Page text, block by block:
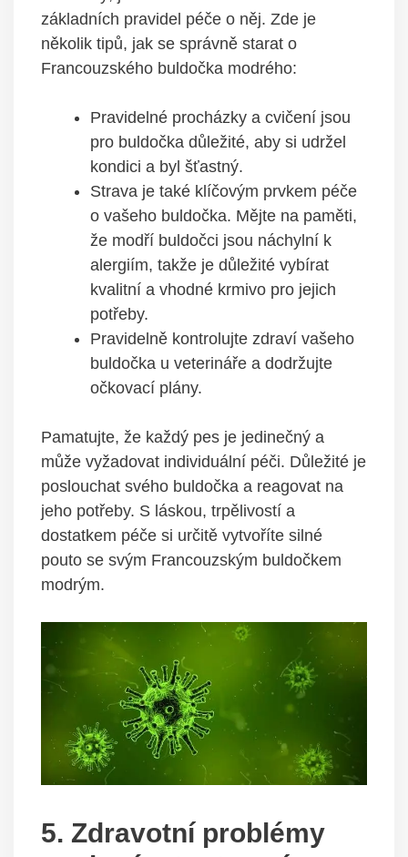
základních pravidel péče o něj. Zde je
několik tipů, jak se správně starat o
Francouzského buldočka modrého:
Pravidelné procházky a cvičení jsou
pro buldočka důležité, aby si udržel
kondici a byl šťastný.
Strava je také klíčovým prvkem péče
o vašeho buldočka. Mějte na paměti,
že modří buldočci jsou náchylní k
alergiím, takže je důležité vybírat
kvalitní a vhodné krmivo pro jejich
potřeby.
Pravidelně kontrolujte zdraví vašeho
buldočka u veterináře a dodržujte
očkovací plány.
Pamatujte, že každý pes je jedinečný a
může vyžadovat individuální péči. Důležité je
poslouchat svého buldočka a reagovat na
jeho potřeby. S láskou, trpělivostí a
dostatkem péče si určitě vytvoříte silné
pouto se svým Francouzským buldočkem
modrým.
5. Zdravotní problémy